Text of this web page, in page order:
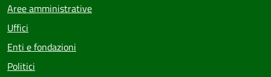
Aree amministrative
Uffici
Enti e fondazioni
Politici